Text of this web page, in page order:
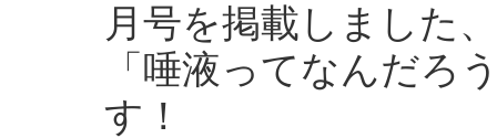
月号を掲載しました
「唾液ってなんだろ
す！